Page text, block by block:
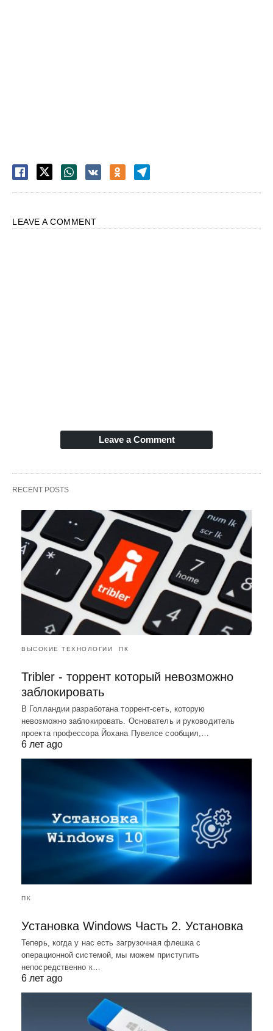
LEAVE A COMMENT
Leave a Comment
RECENT POSTS
ВЫСОКИЕ ТЕХНОЛОГИИ ПК
Tribler - торрент который невозможно
заблокировать
В Голландии разработана торрент-сеть, которую
невозможно заблокировать. Основатель и руководитель
проекта профессора Йохана Пувелсе сообщил,…
6 лет ago
ПК
Установка Windows Часть 2. Установка
Теперь, когда у нас есть загрузочная флешка с
операционной системой, мы можем приступить
непосредственно к…
6 лет ago